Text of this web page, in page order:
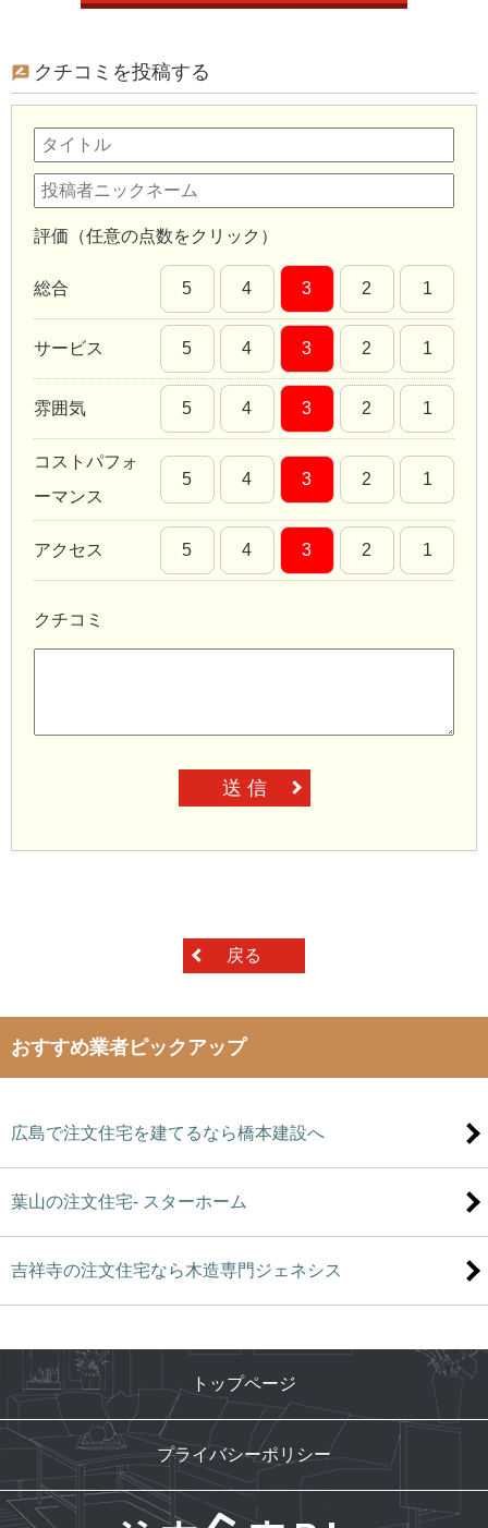
クチコミを投稿する
評価（任意の点数をクリック）
総合 5 4 3 2 1
サービス 5 4 3 2 1
雰囲気 5 4 3 2 1
コストパフォ
ーマンス
5 4 3 2 1
アクセス 5 4 3 2 1
クチコミ
送 信
戻る
おすすめ業者ピックアップ
広島で注文住宅を建てるなら橋本建設へ
葉山の注文住宅- スターホーム
吉祥寺の注文住宅なら木造専門ジェネシス
トップページ
プライバシーポリシー